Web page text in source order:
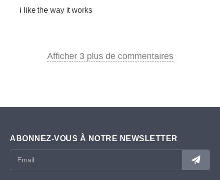
i like the way it works
Afficher 3 plus de commentaires
ABONNEZ-VOUS À NOTRE NEWSLETTER